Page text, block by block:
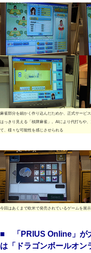
麻雀部分を細かく作り込んだためか、正式サービ
はっきり見える「槓牌麻雀」。AIにより代打ちや
て、様々な可能性を感じさせられる
今回はあくまで欧米で発売されているゲームを展
■ 「PRIUS Online」が
は「ドラゴンボールオン